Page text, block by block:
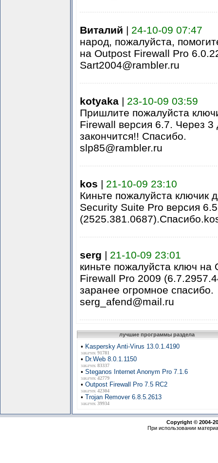
Виталий | 24-10-09 07:47
народ, пожалуйста,
на Outpost Firewall Pro
Sart2004@rambler.ru
kotyaka| 23-10-09 03:59
Пришлите пожалуйста
Firewall версия 6.7. Через 3
закончится!! Спасибо.
slp85@rambler.ru
kos | 21-10-09 23:10
Киньте пожалуйста ключик
Security Suite Pro версия
serg | 21-10-09 23:01
киньте пожалуйста ключ на
Firewall Pro 2009
заранее огромное спасибо.
serg_afend@mail.ru
лучшие программы раздела
• Kaspersky Anti-Virus 13.0.1.4190
закачек 91781
• Dr.Web 8.0.1.1150
закачек 83337
• Steganos Internet Anonym Pro 7.1.6
закачек 42779
• Outpost Firewall Pro 7.5 RC2
закачек 42304
• Trojan Remover 6.8.5.2613
закачек 39934
Copyright © 2004-
При использовании